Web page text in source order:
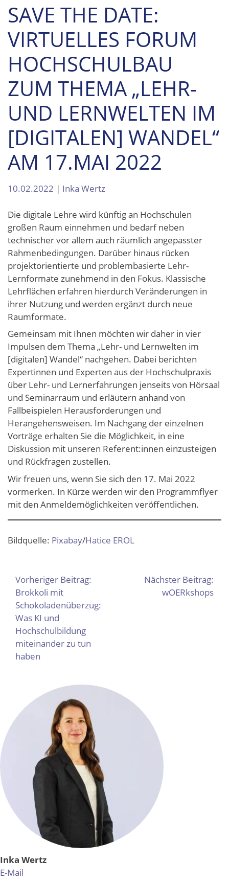
SAVE THE DATE:
VIRTUELLES FORUM
HOCHSCHULBAU
ZUM THEMA „LEHR-
UND LERNWELTEN IM
[DIGITALEN] WANDEL“
AM 17.MAI 2022
10.02.2022 | Inka Wertz
Die digitale Lehre wird künftig an Hochschulen
großen Raum einnehmen und bedarf neben
technischer vor allem auch räumlich angepasster
Rahmenbedingungen. Darüber hinaus rücken
projektorientierte und problembasierte Lehr-
Lernformate zunehmend in den Fokus. Klassische
Lehrflächen erfahren hierdurch Veränderungen in
ihrer Nutzung und werden ergänzt durch neue
Raumformate.
Gemeinsam mit Ihnen möchten wir daher in vier
Impulsen dem Thema „Lehr- und Lernwelten im
[digitalen] Wandel“ nachgehen. Dabei berichten
Expertinnen und Experten aus der Hochschulpraxis
über Lehr- und Lernerfahrungen jenseits von Hörsaal
und Seminarraum und erläutern anhand von
Fallbeispielen Herausforderungen und
Herangehensweisen. Im Nachgang der einzelnen
Vorträge erhalten Sie die Möglichkeit, in eine
Diskussion mit unseren Referent:innen einzusteigen
und Rückfragen zustellen.
Wir freuen uns, wenn Sie sich den 17. Mai 2022
vormerken. In Kürze werden wir den Programmflyer
mit den Anmeldemöglichkeiten veröffentlichen.
Bildquelle: Pixabay/Hatice EROL
BEITRAGSNAVIGATION
Vorheriger Beitrag:
Brokkoli mit
Schokoladenüberzug:
Was KI und
Hochschulbildung
miteinander zu tun
haben
Nächster Beitrag:
wOERkshops
Inka Wertz
E-Mail